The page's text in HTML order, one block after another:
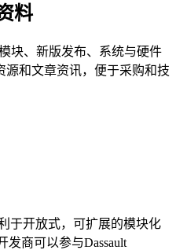
料
块、新版发布、系统与硬件
和文章资讯，便于采购和技
于开放式，可扩展的模块化
商可以参与Dassault